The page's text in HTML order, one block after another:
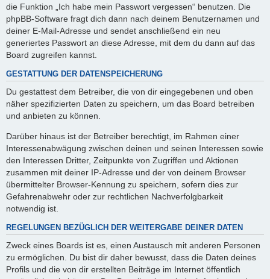
die Funktion „Ich habe mein Passwort vergessen“ benutzen. Die
phpBB-Software fragt dich dann nach deinem Benutzernamen und
deiner E-Mail-Adresse und sendet anschließend ein neu
generiertes Passwort an diese Adresse, mit dem du dann auf das
Board zugreifen kannst.
GESTATTUNG DER DATENSPEICHERUNG
Du gestattest dem Betreiber, die von dir eingegebenen und oben
näher spezifizierten Daten zu speichern, um das Board betreiben
und anbieten zu können.
Darüber hinaus ist der Betreiber berechtigt, im Rahmen einer
Interessenabwägung zwischen deinen und seinen Interessen sowie
den Interessen Dritter, Zeitpunkte von Zugriffen und Aktionen
zusammen mit deiner IP-Adresse und der von deinem Browser
übermittelter Browser-Kennung zu speichern, sofern dies zur
Gefahrenabwehr oder zur rechtlichen Nachverfolgbarkeit
notwendig ist.
REGELUNGEN BEZÜGLICH DER WEITERGABE DEINER DATEN
Zweck eines Boards ist es, einen Austausch mit anderen Personen
zu ermöglichen. Du bist dir daher bewusst, dass die Daten deines
Profils und die von dir erstellten Beiträge im Internet öffentlich